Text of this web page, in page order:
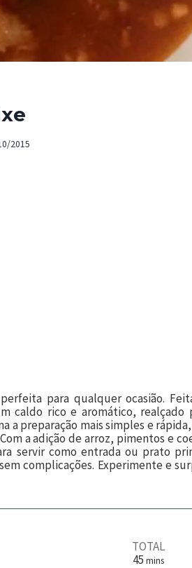
2015
para qualquer ocasião.
caldo rico e aromático,
a preparação mais simples e
a adição de arroz, pimentos e
servir como entrada ou prato
complicações. Experimente e
TOTAL
45m
mins